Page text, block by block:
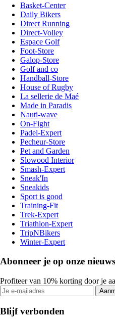
Basket-Center
Daily Bikers
Direct Running
Direct-Volley
Espace Golf
Foot-Store
Galop-Store
Golf and co
Handball-Store
House of Rugby
La sellerie de Maé
Made in Paradis
Nauti-wave
On-Fight
Padel-Expert
Pecheur-Store
Pet and Garden
Slowood Interior
Smash-Expert
Sneak'In
Sneakids
Sport is good
Training-Fit
Trek-Expert
Triathlon-Expert
TripNBikers
Winter-Expert
Abonneer je op onze
Profiteer van 10% korting door je
Blijf verbonden